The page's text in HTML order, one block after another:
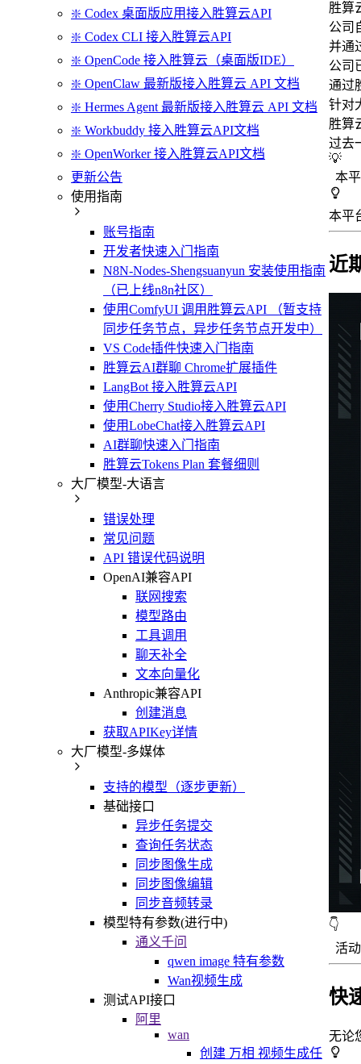
❇️ Codex 桌面版应用接入胜算云API
❇️ Codex CLI 接入胜算云API
❇️ OpenCode 接入胜算云（桌面版IDE）
❇️ OpenClaw 最新版接入胜算云 API 文档
❇️ Hermes Agent 最新版接入胜算云 API 文档
❇️ Workbuddy 接入胜算云API文档
❇️ OpenWorker 接入胜算云API文档
更新公告
使用指南
账号指南
开发者快速入门指南
N8N-Nodes-Shengsuanyun 安装使用指南
（已上线n8n社区）
使用ComfyUI 调用胜算云API （暂支持
同步任务节点，异步任务节点开发中）
VS Code插件快速入门指南
胜算云AI群聊 Chrome扩展插件
LangBot 接入胜算云API
使用Cherry Studio接入胜算云API
使用LobeChat接入胜算云API
AI群聊快速入门指南
胜算云Tokens Plan 套餐细则
大厂模型-大语言
错误处理
常见问题
API 错误代码说明
OpenAI兼容API
联网搜索
模型路由
工具调用
聊天补全
文本向量化
Anthropic兼容API
创建消息
获取APIKey详情
大厂模型-多媒体
支持的模型（逐步更新）
基础接口
异步任务提交
查询任务状态
同步图像生成
同步图像编辑
同步音频转录
模型特有参数(进行中)
通义千问
qwen image 特有参数
Wan视频生成
测试API接口
阿里
wan
创建 万相 视频生成任
胜算
公司
并通
公司
通过
针对
胜算
过去
💡
本
本平
近
👇
活
快
无论